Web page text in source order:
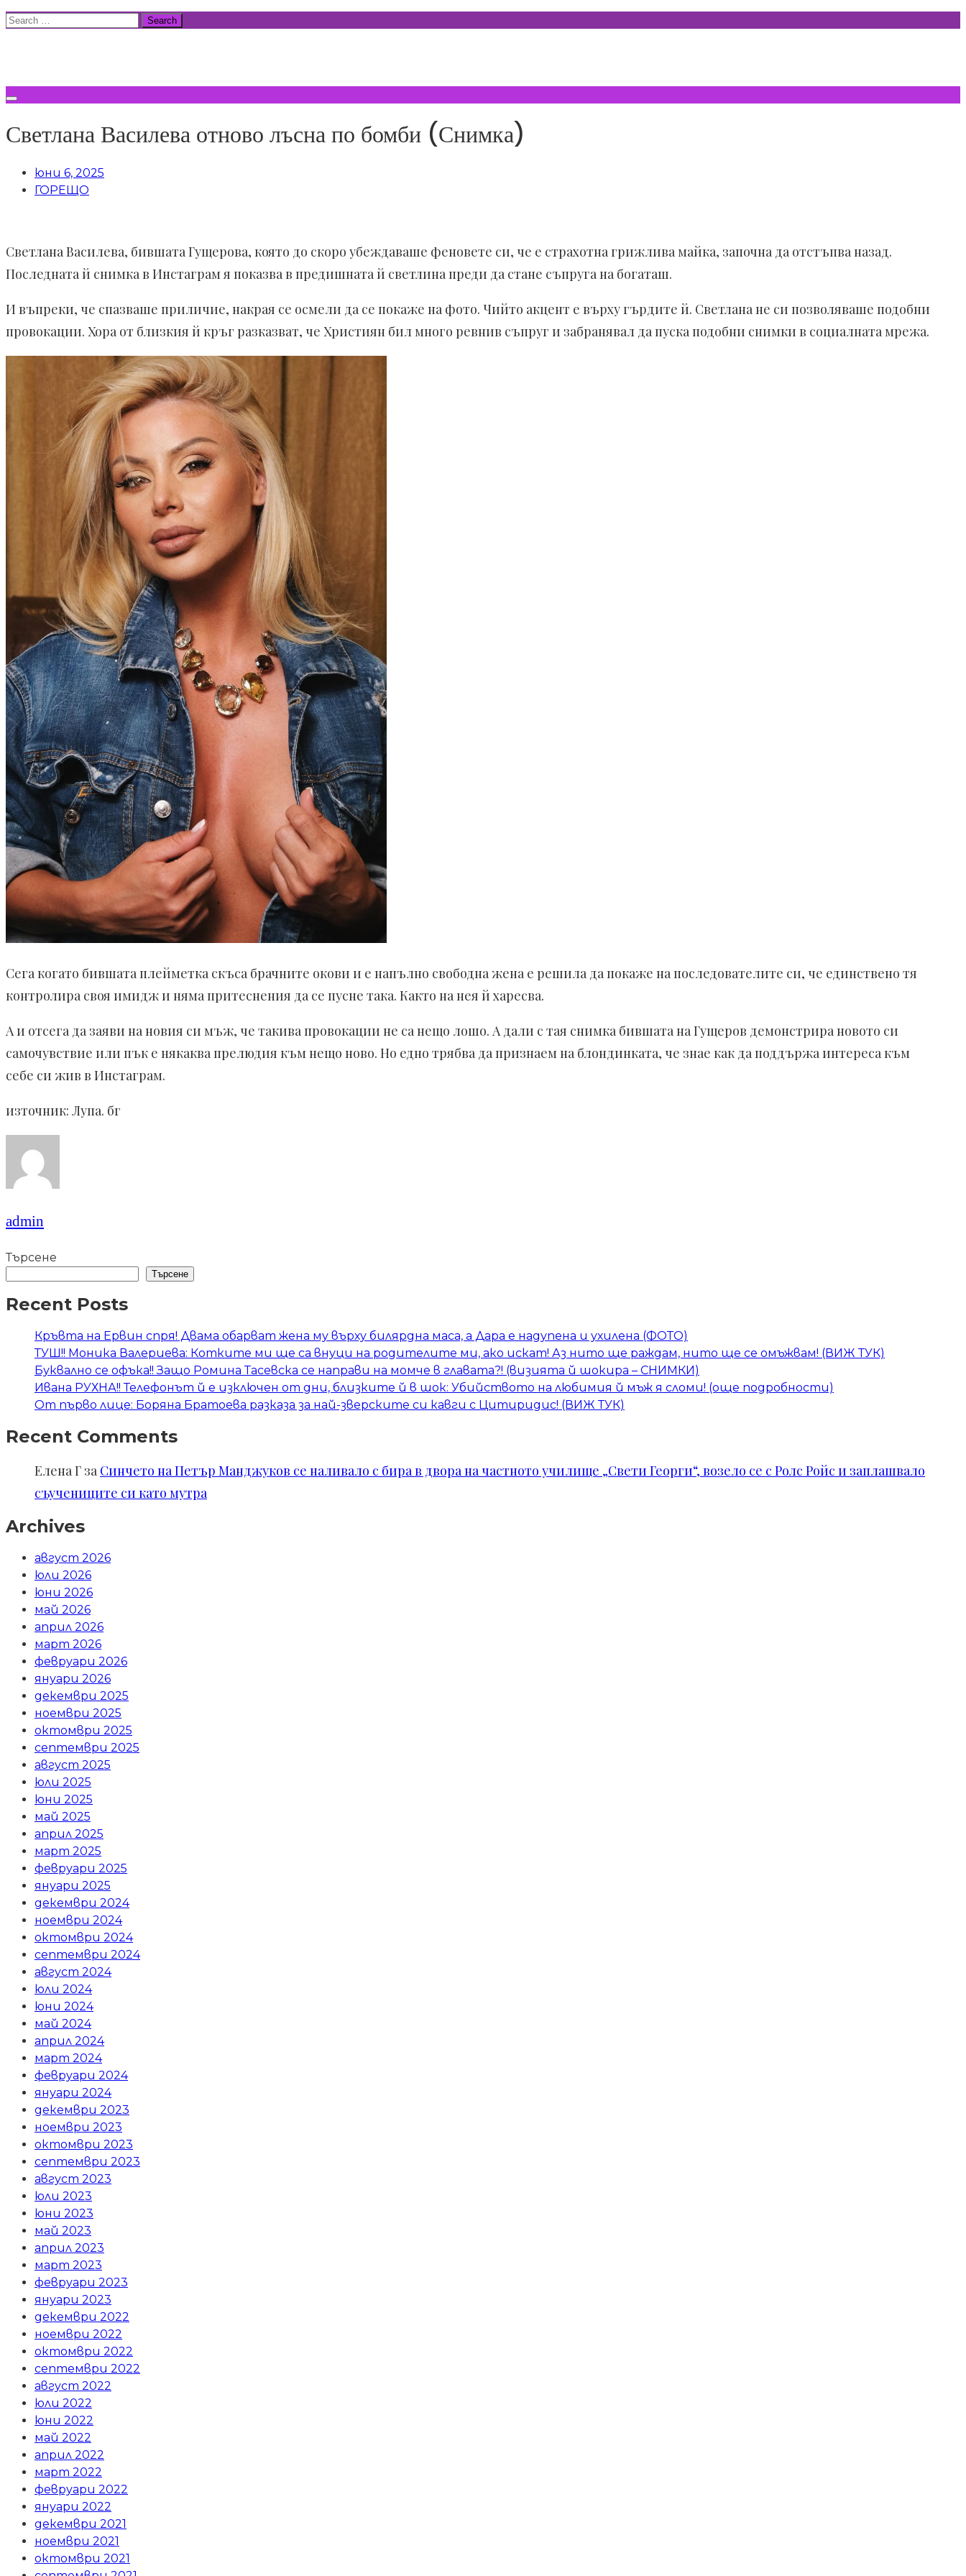
Skip
Search
Светлана Василева отново лъсна по бомби (Снимка)
юни 6, 2025
ГОРЕЩО
Светлана Василева, бившата Гущерова, която до скоро убеждаваше феновете си, че е страхотна грижлива майка, започна да отстъпва назад.
Последната й снимка в Инстаграм я показва в предишната й светлина преди да стане съпруга на богаташ.
И въпреки, че спазваше приличие, накрая се осмели да се покаже на фото. Чийто акцент е върху гърдите й. Светлана не си позволяваше подобни
провокации. Хора от близкия й кръг разказват, че Християн бил много ревнив съпруг и забранявал да пуска подобни снимки в социалната мрежа.
Сега когато бившата плейметка скъса брачните окови и е напълно свободна жена е решила да покаже на последователите си, че единствено тя
контролира своя имидж и няма притеснения да се пусне така. Както на нея й харесва.
А и отсега да заяви на новия си мъж, че такива провокации не са нещо лошо. А дали с тая снимка бившата на Гущеров демонстрира новото си
самочувствие или пък е някаква прелюдия към нещо ново. Но едно трябва да признаем на блондинката, че знае как да поддържа интереса към
себе си жив в Инстаграм.
източник: Лупа. бг
admin
Търсене
Търсене
Recent Posts
Кръвта на Ервин спря! Двама обарват жена му върху билярдна маса, а Дара е надупена и ухилена (ФОТО)
ТУШ!! Моника Валериева: Котките ми ще са внуци на родителите ми, ако искат! Аз нито ще раждам, нито ще се омъжвам! (ВИЖ ТУК)
Буквално се офъка!! Защо Ромина Тасевска се направи на момче в главата?! (визията й шокира – СНИМКИ)
Ивана РУХНА!! Телефонът й е изключен от дни, близките й в шок: Убийството на любимия й мъж я сломи! (още подробности)
От първо лице: Боряна Братоева разказа за най-зверските си кавги с Цитиридис! (ВИЖ ТУК)
Recent Comments
Елена Г за Синчето на Петър Манджуков се наливало с бира в двора на частното училище „Свети Георги“, возело се с Ролс Ройс и заплашвало
съучениците си като мутра
Archives
август 2026
юли 2026
юни 2026
май 2026
април 2026
март 2026
февруари 2026
януари 2026
декември 2025
ноември 2025
октомври 2025
септември 2025
август 2025
юли 2025
юни 2025
май 2025
април 2025
март 2025
февруари 2025
януари 2025
декември 2024
ноември 2024
октомври 2024
септември 2024
август 2024
юли 2024
юни 2024
май 2024
април 2024
март 2024
февруари 2024
януари 2024
декември 2023
ноември 2023
октомври 2023
септември 2023
август 2023
юли 2023
юни 2023
май 2023
април 2023
март 2023
февруари 2023
януари 2023
декември 2022
ноември 2022
октомври 2022
септември 2022
август 2022
юли 2022
юни 2022
май 2022
април 2022
март 2022
февруари 2022
януари 2022
декември 2021
ноември 2021
октомври 2021